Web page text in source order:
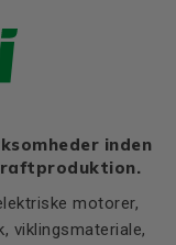
inden
motorer,
viklingsmateriale,